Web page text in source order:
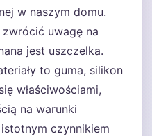
w naszym domu.
uwagę na
jest uszczelka.
to guma, silikon
właściwościami,
na warunki
czynnikiem